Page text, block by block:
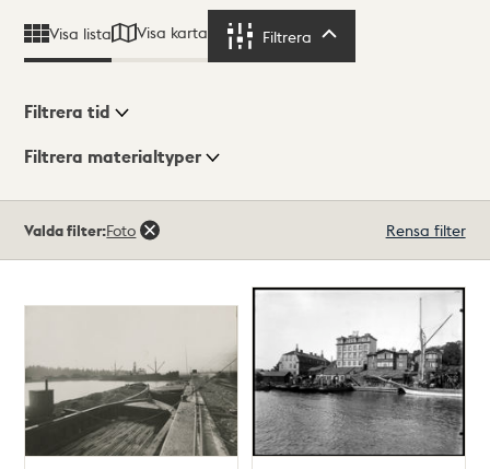
Visa lista Visa karta Filtrera
Visningsläge
Filtrera tid
Filtrera materialtyper
244träffar
Valda filter:Foto Rensa filter